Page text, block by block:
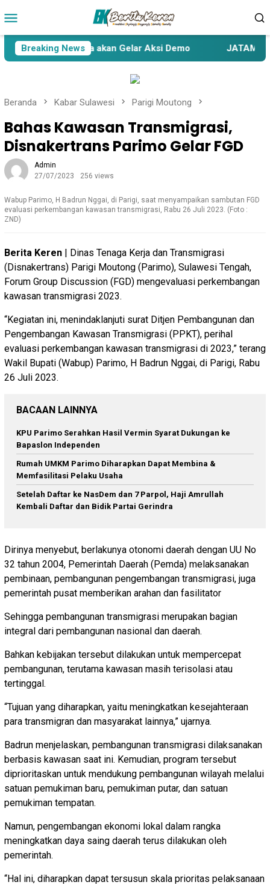
ke
Mobile
Breaking News
Delapan Desa akan Gelar Aksi Demo JATAM
Beranda Kabar Sulawesi Parigi Moutong
Bahas Kawasan Transmigrasi,
Disnakertrans Parimo Gelar FGD
Admin
27/07/2023
256 views
Wabup Parimo, H Badrun Nggai, di Parigi, saat menyampaikan sambutan FGD
evaluasi perkembangan kawasan transmigrasi, Rabu 26 Juli 2023. (Foto :
ZND)
Berita Keren | Dinas Tenaga Kerja dan Transmigrasi
(Disnakertrans) Parigi Moutong (Parimo), Sulawesi Tengah,
Forum Group Discussion (FGD) mengevaluasi perkembangan
kawasan transmigrasi 2023.
“Kegiatan ini, menindaklanjuti surat Ditjen Pembangunan dan
Pengembangan Kawasan Transmigrasi (PPKT), perihal
evaluasi perkembangan kawasan transmigrasi di 2023,” terang
Wakil Bupati (Wabup) Parimo, H Badrun Nggai, di Parigi, Rabu
26 Juli 2023.
BACAAN LAINNYA
KPU Parimo Serahkan Hasil Vermin Syarat Dukungan ke
Bapaslon Independen
Rumah UMKM Parimo Diharapkan Dapat Membina &
Memfasilitasi Pelaku Usaha
Setelah Daftar ke NasDem dan 7 Parpol, Haji Amrullah
Kembali Daftar dan Bidik Partai Gerindra
Dirinya menyebut, berlakunya otonomi daerah dengan UU No
32 tahun 2004, Pemerintah Daerah (Pemda) melaksanakan
pembinaan, pembangunan pengembangan transmigrasi, juga
pemerintah pusat memberikan arahan dan fasilitator
Sehingga pembangunan transmigrasi merupakan bagian
integral dari pembangunan nasional dan daerah.
Bahkan kebijakan tersebut dilakukan untuk mempercepat
pembangunan, terutama kawasan masih terisolasi atau
tertinggal.
“Tujuan yang diharapkan, yaitu meningkatkan kesejahteraan
para transmigran dan masyarakat lainnya,” ujarnya.
Badrun menjelaskan, pembangunan transmigrasi dilaksanakan
berbasis kawasan saat ini. Kemudian, program tersebut
diprioritaskan untuk mendukung pembangunan wilayah melalui
satuan pemukiman baru, pemukiman putar, dan satuan
pemukiman tempatan.
Namun, pengembangan ekonomi lokal dalam rangka
meningkatkan daya saing daerah terus dilakukan oleh
pemerintah.
“Hal ini, diharapkan dapat tersusun skala prioritas pelaksanaan